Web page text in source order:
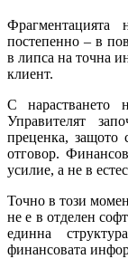
постепенно – в
в липса на точна
клиент.
С нарастването
Управителят
преценка, защото
отговор.
усилие, а не в
Точно в този
не е в отделен
единна
финансовата